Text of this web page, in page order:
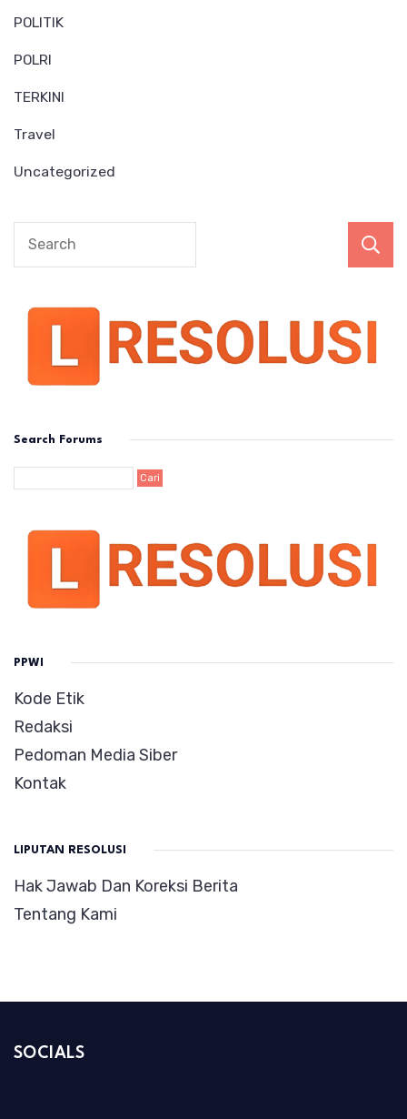
POLITIK
POLRI
TERKINI
Travel
Uncategorized
Search Forums
PPWI
Kode Etik
Redaksi
Pedoman Media Siber
Kontak
LIPUTAN RESOLUSI
Hak Jawab Dan Koreksi Berita
Tentang Kami
SOCIALS